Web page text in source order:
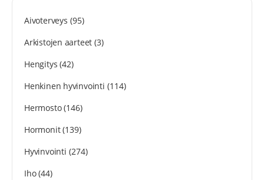
Aivoterveys (95)
Arkistojen aarteet (3)
Hengitys (42)
Henkinen hyvinvointi (114)
Hermosto(146)
Hormonit(139)
Hyvinvointi (274)
Iho(44)